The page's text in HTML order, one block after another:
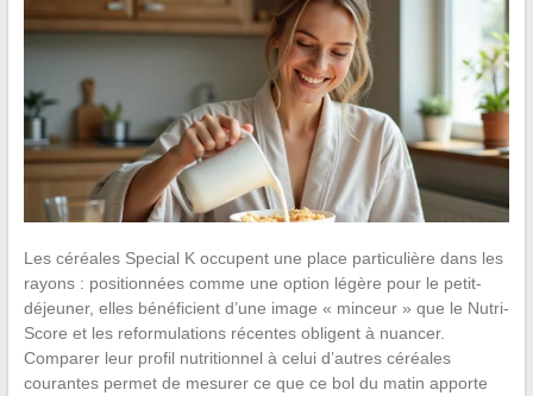
Les céréales Special K occupent une place particulière dans les
rayons : positionnées comme une option légère pour le petit-
déjeuner, elles bénéficient d’une image « minceur » que le Nutri-
Score et les reformulations récentes obligent à nuancer.
Comparer leur profil nutritionnel à celui d’autres céréales
courantes permet de mesurer ce que ce bol du matin apporte